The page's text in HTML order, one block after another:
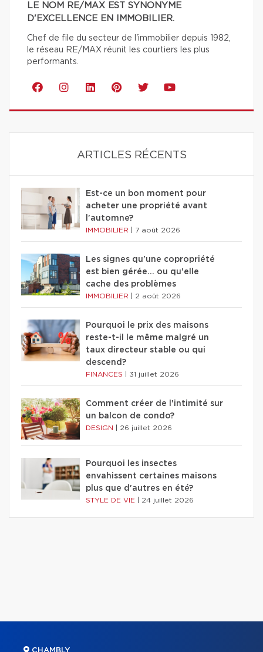
LE NOM RE/MAX EST SYNONYME
D'EXCELLENCE EN IMMOBILIER.
Chef de file du secteur de l'immobilier depuis 1982,
le réseau RE/MAX réunit les courtiers les plus
performants.
ARTICLES RÉCENTS
Est-ce un bon moment pour
acheter une propriété avant
l'automne?
IMMOBILIER 7 août 2026
Les signes qu'une copropriété
est bien gérée… ou qu'elle
cache des problèmes
IMMOBILIER 2 août 2026
Pourquoi le prix des maisons
reste-t-il le même malgré un
taux directeur stable ou qui
descend?
FINANCES 31 juillet 2026
Comment créer de l'intimité sur
un balcon de condo?
DESIGN 26 juillet 2026
Pourquoi les insectes
envahissent certaines maisons
plus que d'autres en été?
STYLE DE VIE 24 juillet 2026
CHAMBLY